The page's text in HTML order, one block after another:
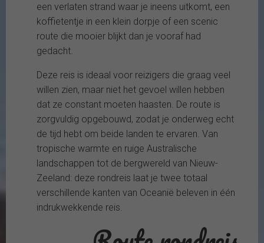
een verlaten strand waar je ineens uitkomt, een
koffietentje in een klein dorpje of een scenic
route die mooier blijkt dan je vooraf had
gedacht.
Deze reis is ideaal voor reizigers die graag veel
willen zien, maar niet het gevoel willen hebben
dat ze constant moeten haasten. De route is
zorgvuldig opgebouwd, zodat je onderweg echt
de tijd hebt om beide landen te ervaren. Van
tropische warmte en ruige Australische
landschappen tot de bergwereld van Nieuw-
Zeeland: deze rondreis laat je twee totaal
verschillende kanten van Oceanië beleven in één
indrukwekkende reis.